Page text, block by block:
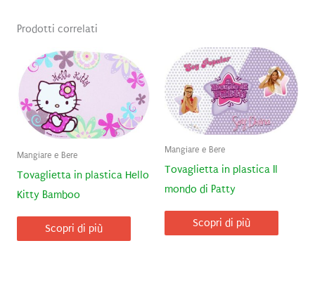
Prodotti correlati
Mangiare e Bere
Tovaglietta in plastica Hello
Kitty Bamboo
Scopri di più
Mangiare e Bere
Tovaglietta in plastica Il
mondo di Patty
Scopri di più